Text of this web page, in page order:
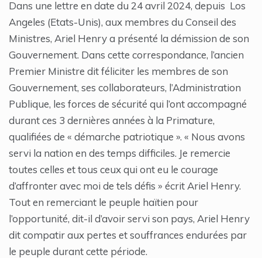
Dans une lettre en date du 24 avril 2024, depuis Los
Angeles (Etats-Unis), aux membres du Conseil des
Ministres, Ariel Henry a présenté la démission de son
Gouvernement. Dans cette correspondance, l’ancien
Premier Ministre dit féliciter les membres de son
Gouvernement, ses collaborateurs, l’Administration
Publique, les forces de sécurité qui l’ont accompagné
durant ces 3 dernières années à la Primature,
qualifiées de « démarche patriotique ». « Nous avons
servi la nation en des temps difficiles. Je remercie
toutes celles et tous ceux qui ont eu le courage
d’affronter avec moi de tels défis » écrit Ariel Henry.
Tout en remerciant le peuple haïtien pour
l’opportunité, dit-il d’avoir servi son pays, Ariel Henry
dit compatir aux pertes et souffrances endurées par
le peuple durant cette période.